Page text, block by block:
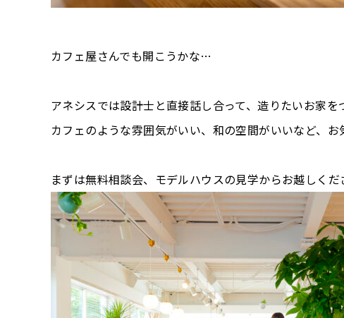
カフェ屋さんでも開こうかな…
アネシスでは設計士と直接話し合って、造りたいお家を
カフェのような雰囲気がいい、和の空間がいいなど、
まずは無料相談会、モデルハウスの見学からお越しく